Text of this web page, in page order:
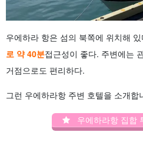
우에하라 항은 섬의 북쪽에 위치해 있
로 약 40분접근성이 좋다. 주변에는
거점으로도 편리하다.
그런 우에하라항 주변 호텔을 소개합
우에하라항 집합